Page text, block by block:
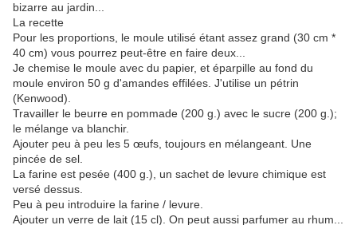
bizarre au jardin...
La recette
Pour les proportions, le moule utilisé étant assez grand (30 cm *
40 cm) vous pourrez peut-être en faire deux...
Je chemise le moule avec du papier, et éparpille au fond du
moule environ 50 g d'amandes effilées. J'utilise un pétrin
(Kenwood).
Travailler le beurre en pommade (200 g.) avec le sucre (200 g.);
le mélange va blanchir.
Ajouter peu à peu les 5 œufs, toujours en mélangeant. Une
pincée de sel.
La farine est pesée (400 g.), un sachet de levure chimique est
versé dessus.
Peu à peu introduire la farine / levure.
Ajouter un verre de lait (15 cl). On peut aussi parfumer au rhum...